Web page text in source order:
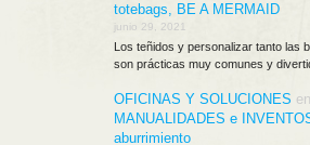
totebags, BE A MERMAID
junio 29, 2021
Los teñidos y personalizar tanto las
son prácticas muy comunes y
OFICINAS Y SOLUCIONES en
MANUALIDADES e
aburrimiento